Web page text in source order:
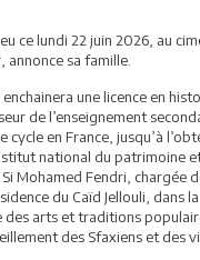
ce lundi 22 juin 2026, au
annonce sa famille.
une licence en
de l’enseignement
cycle en France, jusqu’à
national du patrimoine
Mohamed Fendri, chargée
du Caïd Jellouli, dans
des arts et traditions
des Sfaxiens et des